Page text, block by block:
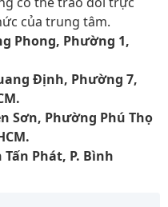
của trung tâm.
Phong, Phường 1,
Định, Phường 7,
Sơn, Phường Phú Thọ
Phát, P. Bình